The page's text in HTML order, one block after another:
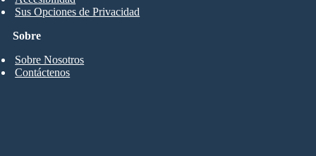
Sobre
Sobre Nosotros
Contáctenos
Sus Opciones de Privacidad